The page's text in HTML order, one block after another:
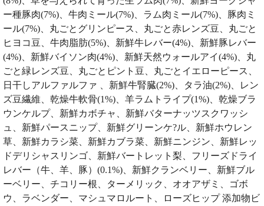
ー種豚肉(7%)、牛肉ミール(7%)、ラム肉ミール(7%)、豚肉ミ
ール(7%)、丸ごとグリンピース、丸ごと赤レンズ豆、丸ごと
ヒヨコ豆、牛肉脂肪(5%)、新鮮牛レバー(4%)、新鮮豚レバー
(4%)、新鮮バイソン肉(4%)、新鮮天然ウォールアイ(4%)、丸
ごと緑レンズ豆、丸ごとピント豆、丸ごとイエローピース、
日干しアルファルファ 、新鮮牛腎臓(2%)、タラ油(2%)、レン
ズ豆繊維、乾燥牛軟骨(1%)、羊ラムトライプ(1%)、乾燥ブラ
ウンケルプ、新鮮カボチャ、新鮮バターナッツスクワッシ
ュ、新鮮パースニップ、新鮮グリーンケ?ル、新鮮ホウレン
草、新鮮カラシ菜、新鮮カブラ菜、新鮮ニンジン、新鮮レッ
ドデリシャスリンゴ、新鮮バートレット梨、フリーズドライ
レバー（牛、羊、豚）(0.1%)、新鮮クランベリー、新鮮ブル
ーベリー、チコリー根、ターメリック、オオアザミ、ゴボ
ウ、ラベンダー、マシュマロルート、ローズヒップ 添加物ビ